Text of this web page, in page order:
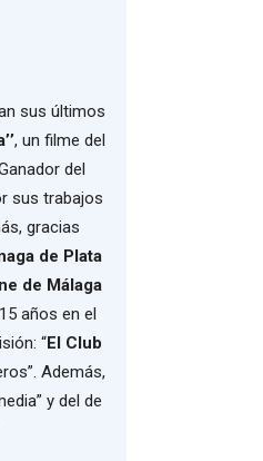
sus últimos
, un filme del
Ganador del
sus trabajos
gracias
de Plata
de Málaga
años en el
“El Club
Además,
y del de